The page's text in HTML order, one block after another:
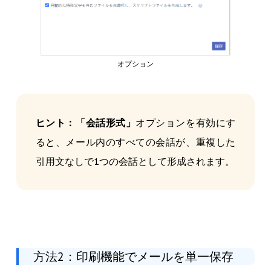
オプション
ヒント：「会話形式」 オプションを有効にす
ると、メール内のすべての会話が、重複した
引用文なしで1つの会話として形成されます。
方法2：印刷機能でメールを単一保存